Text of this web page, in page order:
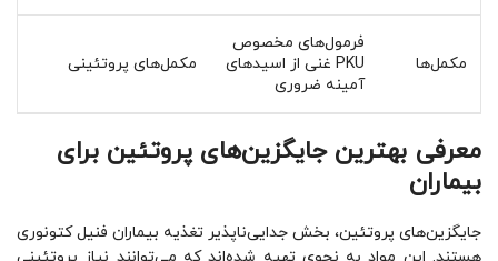
مکمل‌ها
فرمول‌های مخصوص
PKU غنی از اسیدهای
آمینه ضروری
مکمل‌های پروتئینی
معرفی بهترین جایگزین‌های پروتئین برای
بیماران
جایگزین‌های پروتئین، بخش جدایی‌ناپذیر تغذیه بیماران فنیل کتونوری